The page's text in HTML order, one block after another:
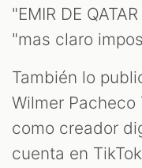
"EMIR DE
"mas claro
También lo
Wilmer
como creador
cuenta en